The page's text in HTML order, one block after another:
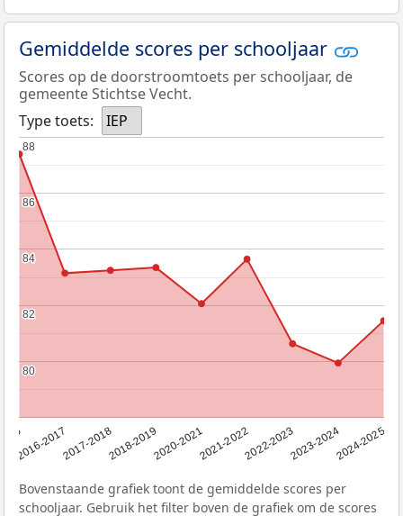
Gemiddelde scores per schooljaar
Scores op de doorstroomtoets per schooljaar, de
gemeente Stichtse Vecht.
Type toets:
IEP
2016-20172017-20182018-20192020-20212021-20222022-20232023-20242024-2025
80
80
82
82
84
84
86
86
88
88
Bovenstaande grafiek toont de gemiddelde scores per
schooljaar. Gebruik het filter boven de grafiek om de scores